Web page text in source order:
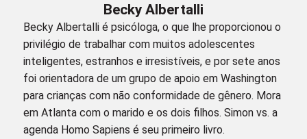
Becky Albertalli
Becky Albertalli é psicóloga, o que lhe proporcionou o
privilégio de trabalhar com muitos adolescentes
inteligentes, estranhos e irresistíveis, e por sete anos
foi orientadora de um grupo de apoio em Washington
para crianças com não conformidade de gênero. Mora
em Atlanta com o marido e os dois filhos. Simon vs. a
agenda Homo Sapiens é seu primeiro livro.